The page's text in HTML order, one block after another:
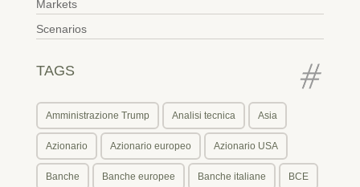
Markets
Scenarios
TAGS
Amministrazione Trump Analisi tecnica Asia
Azionario Azionario europeo Azionario USA
Banche Banche europee Banche italiane BCE